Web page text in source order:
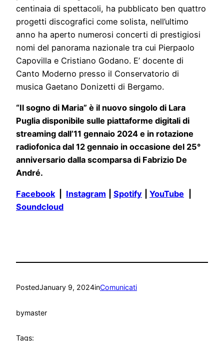
centinaia di spettacoli, ha pubblicato ben quattro
progetti discografici come solista, nell’ultimo
anno ha aperto numerosi concerti di prestigiosi
nomi del panorama nazionale tra cui Pierpaolo
Capovilla e Cristiano Godano. E’ docente di
Canto Moderno presso il Conservatorio di
musica Gaetano Donizetti di Bergamo.
“Il sogno di Maria” è il nuovo singolo di Lara
Puglia disponibile sulle piattaforme digitali di
streaming dall’11 gennaio 2024 e in rotazione
radiofonica dal 12 gennaio in occasione del 25°
anniversario dalla scomparsa di Fabrizio De
André.
Facebook Instagram Spotify YouTube
Soundcloud
PostedJanuary 9, 2024inComunicati
bymaster
Tags: